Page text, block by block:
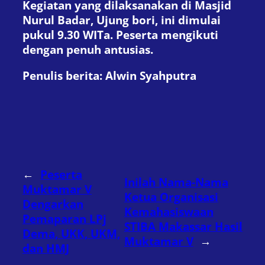
Kegiatan yang dilaksanakan di Masjid
Nurul Badar, Ujung bori, ini dimulai
pukul 9.30 WITa. Peserta mengikuti
dengan penuh antusias.
Penulis berita: Alwin Syahputra
← Peserta
Muktamar V
Dengarkan
Pemaparan LPj
Dema, UKK, UKM,
dan HMJ
Inilah Nama-Nama
Ketua Organisasi
Kemahasiswaan
STIBA Makassar Hasil
Muktamar V →